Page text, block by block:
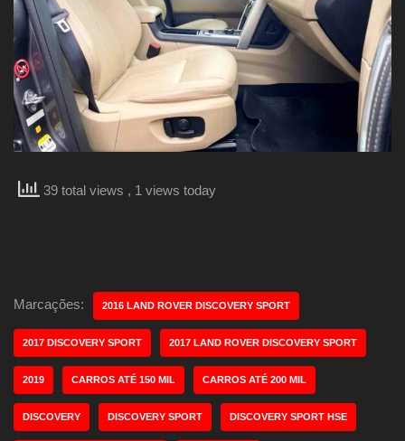
39 total views , 1 views today
Marcações: 2016 LAND ROVER DISCOVERY SPORT
2017 DISCOVERY SPORT 2017 LAND ROVER DISCOVERY SPORT
2019 CARROS ATÉ 150 MIL CARROS ATÉ 200 MIL
DISCOVERY DISCOVERY SPORT DISCOVERY SPORT HSE